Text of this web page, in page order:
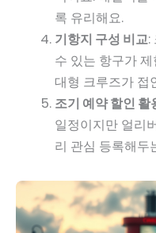
록 유리해요.
기항지 구성 비교:
수 있는 항구가
대형 크루즈가 접
조기 예약 할인 활
일정이지만 얼리
리 관심 등록해두